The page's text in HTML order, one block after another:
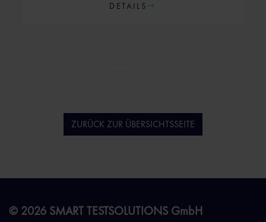
DETAILS
ZURÜCK ZUR ÜBERSICHTSSEITE
© 2026 SMART TESTSOLUTIONS GmbH